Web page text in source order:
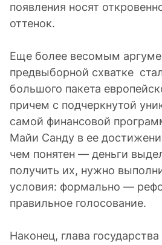
появления носят
оттенок.
Еще более весомым
предвыборной схватке
большого пакета
причем с подчеркнутой
самой финансовой
Майи Санду в ее
чем понятен — деньги
получить их, нужно
условия: формально —
правильное голосование.
Наконец, глава